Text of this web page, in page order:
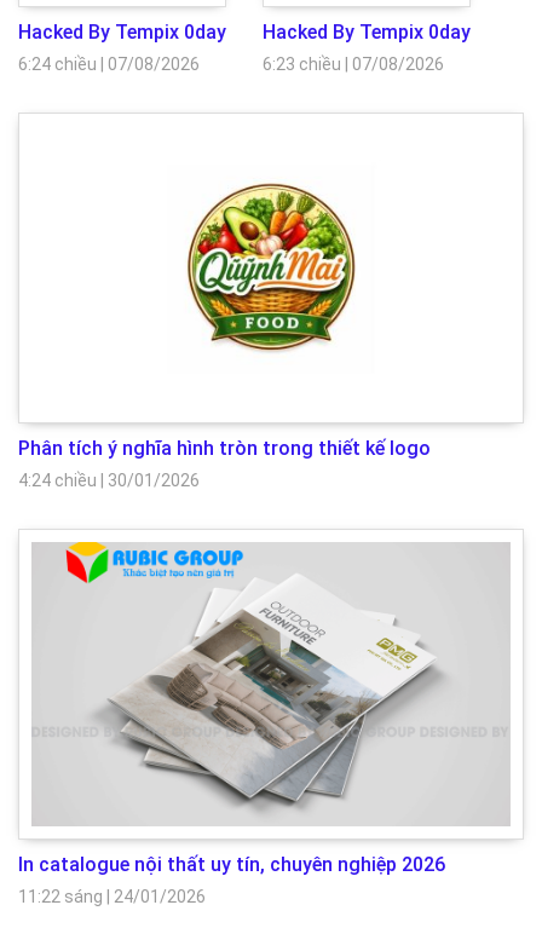
Hacked By Tempix 0day
6:24 chiều 07/08/2026
Hacked By Tempix 0day
6:23 chiều 07/08/2026
Phân tích ý nghĩa hình tròn trong thiết kế logo
4:24 chiều 30/01/2026
In catalogue nội thất uy tín, chuyên nghiệp 2026
11:22 sáng 24/01/2026